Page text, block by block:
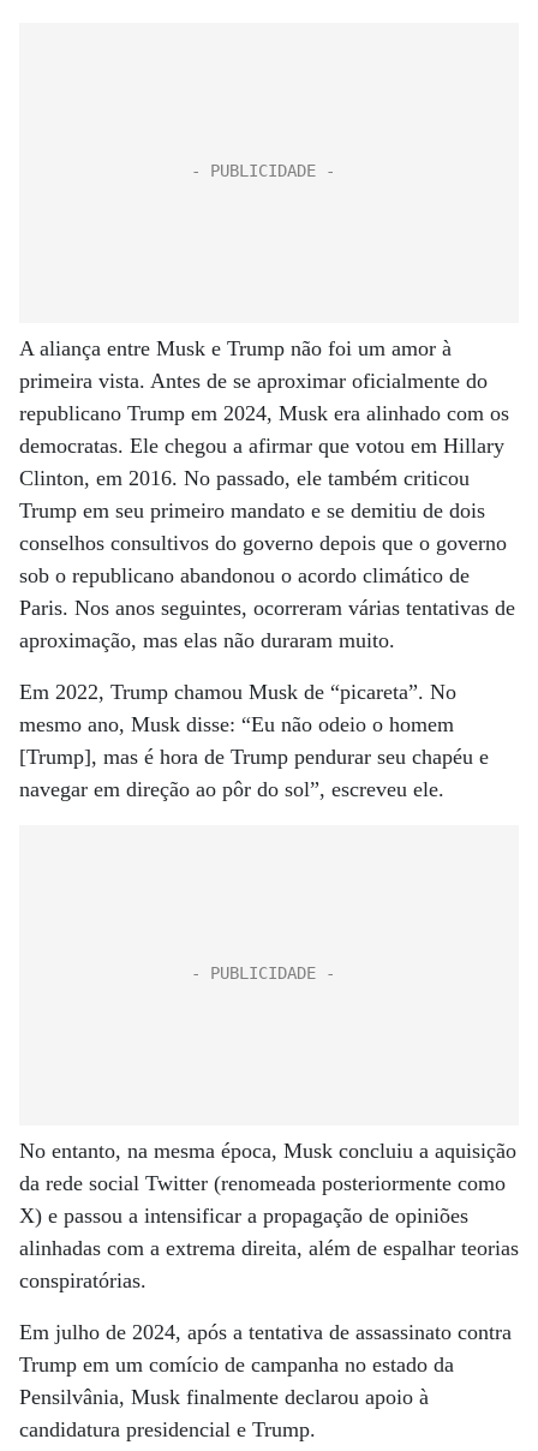
A aliança entre Musk e Trump não foi um amor à
primeira vista. Antes de se aproximar oficialmente do
republicano Trump em 2024, Musk era alinhado com os
democratas. Ele chegou a afirmar que votou em Hillary
Clinton, em 2016. No passado, ele também criticou
Trump em seu primeiro mandato e se demitiu de dois
conselhos consultivos do governo depois que o governo
sob o republicano abandonou o acordo climático de
Paris. Nos anos seguintes, ocorreram várias tentativas de
aproximação, mas elas não duraram muito.
Em 2022, Trump chamou Musk de “picareta”. No
mesmo ano, Musk disse: “Eu não odeio o homem
[Trump], mas é hora de Trump pendurar seu chapéu e
navegar em direção ao pôr do sol”, escreveu ele.
No entanto, na mesma época, Musk concluiu a aquisição
da rede social Twitter (renomeada posteriormente como
X) e passou a intensificar a propagação de opiniões
alinhadas com a extrema direita, além de espalhar teorias
conspiratórias.
Em julho de 2024, após a tentativa de assassinato contra
Trump em um comício de campanha no estado da
Pensilvânia, Musk finalmente declarou apoio à
candidatura presidencial e Trump.